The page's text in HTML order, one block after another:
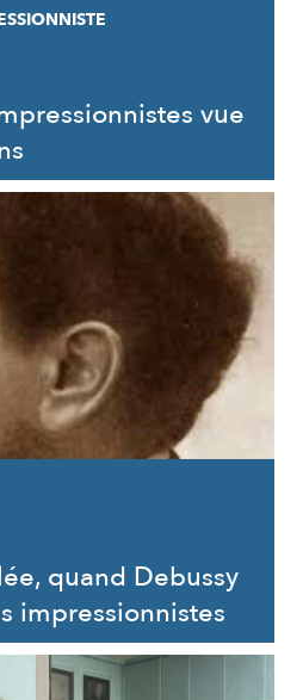
vue
quand Debussy
impressionnistes